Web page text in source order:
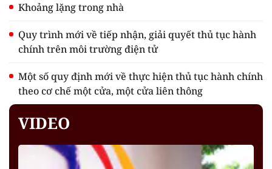
Khoảng lặng trong nhà
Quy trình mới về tiếp nhận, giải quyết thủ tục hành
chính trên môi trường điện tử
Một số quy định mới về thực hiện thủ tục hành chính
theo cơ chế một cửa, một cửa liên thông
VIDEO